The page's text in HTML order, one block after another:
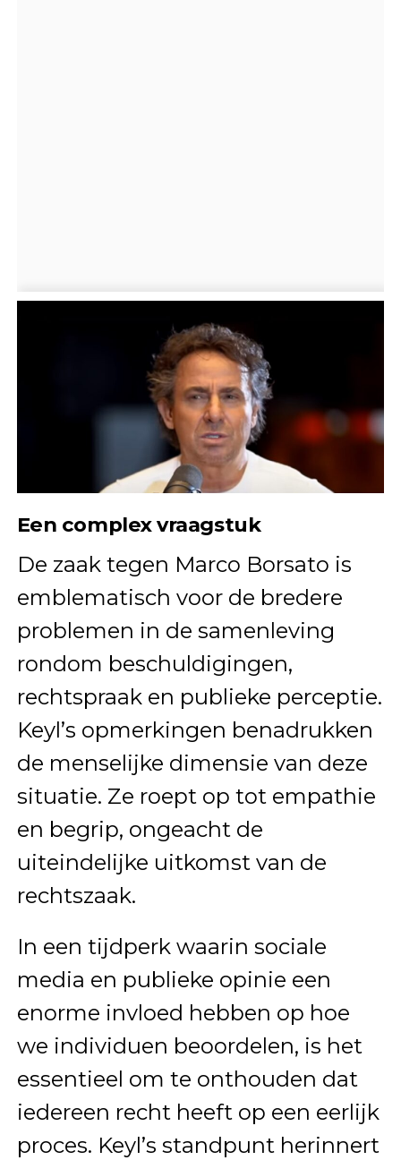
Een complex vraagstuk
De zaak tegen Marco Borsato is
emblematisch voor de bredere
problemen in de samenleving
rondom beschuldigingen,
rechtspraak en publieke perceptie.
Keyl’s opmerkingen benadrukken
de menselijke dimensie van deze
situatie. Ze roept op tot empathie
en begrip, ongeacht de
uiteindelijke uitkomst van de
rechtszaak.
In een tijdperk waarin sociale
media en publieke opinie een
enorme invloed hebben op hoe
we individuen beoordelen, is het
essentieel om te onthouden dat
iedereen recht heeft op een eerlijk
proces. Keyl’s standpunt herinnert